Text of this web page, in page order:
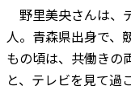
野里美央さんは、
人。青森県出身で、
もの頃は、共働きの
と、テレビを見て過